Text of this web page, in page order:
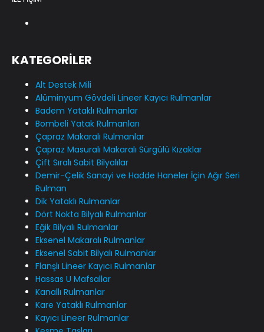
KATEGORİLER
Alt Destek Mili
Alüminyum Gövdeli Lineer Kayıcı Rulmanlar
Badem Yataklı Rulmanlar
Bombeli Yatak Rulmanları
Çapraz Makaralı Rulmanlar
Çapraz Masuralı Makaralı Sürgülü Kızaklar
Çift Sıralı Sabit Bilyalılar
Demir-Çelik Sanayi ve Hadde Haneler İçin Ağır Seri
Rulman
Dik Yataklı Rulmanlar
Dört Nokta Bilyalı Rulmanlar
Eğik Bilyalı Rulmanlar
Eksenel Makaralı Rulmanlar
Eksenel Sabit Bilyalı Rulmanlar
Flanşlı Lineer Kayıcı Rulmanlar
Hassas U Mafsallar
Kanallı Rulmanlar
Kare Yataklı Rulmanlar
Kayıcı Lineer Rulmanlar